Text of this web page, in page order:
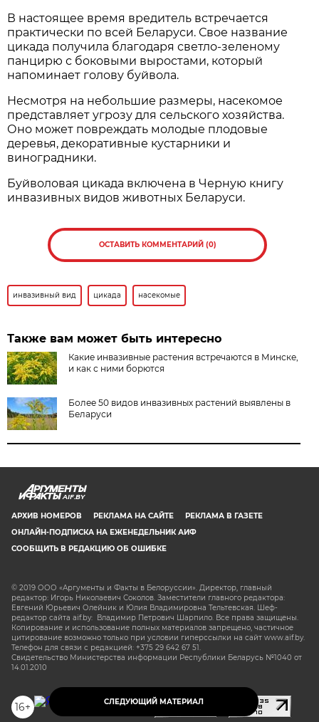
СЛЕДУЮЩИЙ МАТЕРИАЛ
В настоящее время вредитель встречается
практически по всей Беларуси. Свое название
цикада получила благодаря светло-зеленому
панцирю с боковыми выростами, который
напоминает голову буйвола.
Несмотря на небольшие размеры, насекомое
представляет угрозу для сельского хозяйства.
Оно может повреждать молодые плодовые
деревья, декоративные кустарники и
виноградники.
Буйволовая цикада включена в Черную книгу
инвазивных видов животных Беларуси.
ОСТАВИТЬ КОММЕНТАРИЙ (0)
инвазивный вид цикада насекомые
Также вам может быть интересно
Какие инвазивные растения встречаются в Минске,
и как с ними борются
Более 50 видов инвазивных растений выявлены в
Беларуси
AIF.BY
АРХИВ НОМЕРОВ РЕКЛАМА НА САЙТЕ
РЕКЛАМА В ГАЗЕТЕ
ОНЛАЙН-ПОДПИСКА НА ЕЖЕНЕДЕЛЬНИК АИФ
СООБЩИТЬ В РЕДАКЦИЮ ОБ ОШИБКЕ
© 2019 ООО «Аргументы и Факты в Белоруссии». Директор, главный
редактор: Игорь Николаевич Соколов. Заместители главного редактора:
Евгений Юрьевич Олейник и Юлия Владимировна Тельтевская. Шеф-
редактор сайта aif.by: Владимир Петрович Шарпило. Все права защищены.
Копирование и использование полных материалов запрещено, частичное
цитирование возможно только при условии гиперссылки на сайт www.aif.by.
Телефон для связи с редакцией: +375 29 642 67 51.
Свидетельство Министерства информации Республики Беларусь №1040 от
14.01.2010
16+